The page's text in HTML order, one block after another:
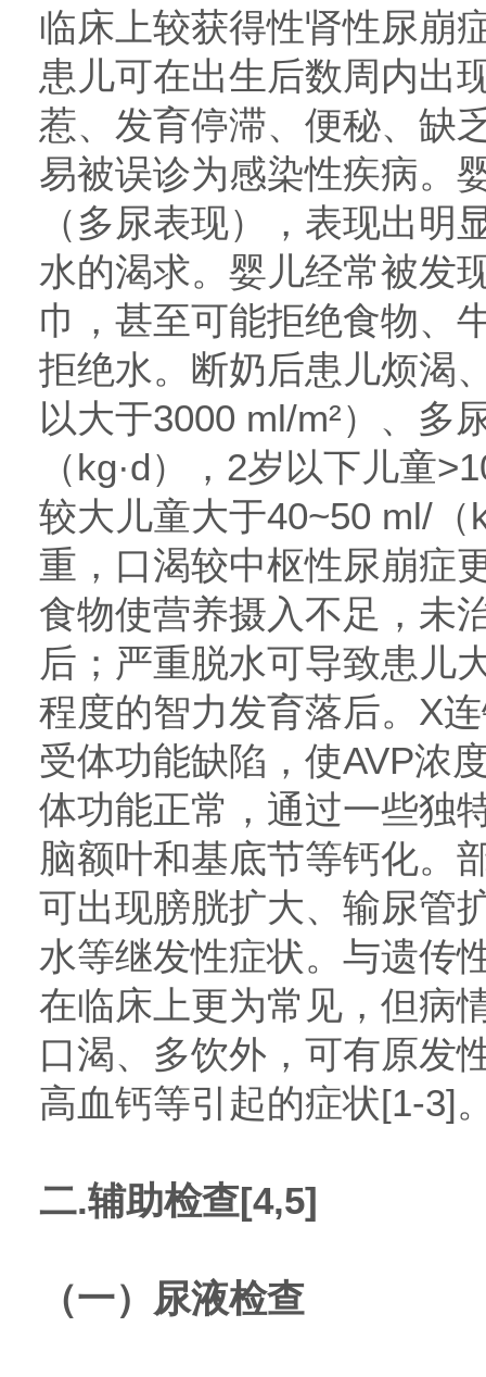
临床上较获得性肾性尿崩
患儿可在出生后数周内出
惹、发育停滞、便秘、缺
易被误诊为感染性疾病。
（多尿表现），表现出明
水的渴求。婴儿经常被发
巾，甚至可能拒绝食物、
拒绝水。断奶后患儿烦渴
以大于3000 ml/m²）、多
（kg·d），2岁以下儿童
较大儿童大于40~50 ml/（
重，口渴较中枢性尿崩症
食物使营养摄入不足，未
后；严重脱水可导致患儿
程度的智力发育落后。X
受体功能缺陷，使AVP浓
体功能正常，通过一些独
脑额叶和基底节等钙化。
可出现膀胱扩大、输尿管
水等继发性症状。与遗传
在临床上更为常见，但病
口渴、多饮外，可有原发
高血钙等引起的症状[1-3]
二.辅助检查[4,5]
（一）尿液检查